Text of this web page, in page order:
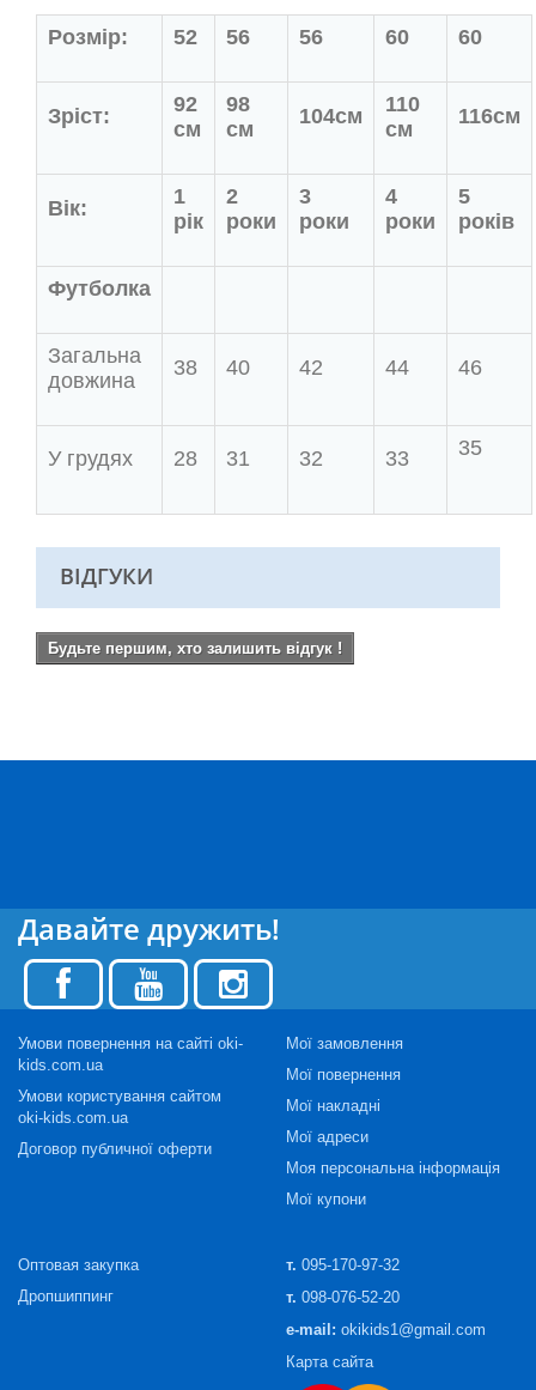
Розмір: 52 56 56 60 60
Зріст:
92
см
98
см
104см
110
см
116см
Вік:
1
рік
2
роки
3
роки
4
роки
5
років
Футболка
Загальна
довжина
38 40 42 44 46
У грудях 28 31 32 33 35
ВІДГУКИ
Будьте першим, хто залишить відгук !
Давайте дружить!
Умови повернення на сайті oki-
kids.com.ua
Умови користування сайтом
oki-kids.com.ua
Договор публичної оферти
Мої замовлення
Мої повернення
Мої накладні
Мої адреси
Моя персональна інформація
Мої купони
Оптовая закупка
Дропшиппинг
т. 095-170-97-32
т. 098-076-52-20
e-mail: okikids1@gmail.com
Карта сайта